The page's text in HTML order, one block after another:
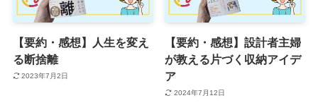
【要約・感想】人生を変え
る断捨離
2023年7月2日
【要約・感想】設計者主婦
が教える片づく収納アイデ
ア
2024年7月12日